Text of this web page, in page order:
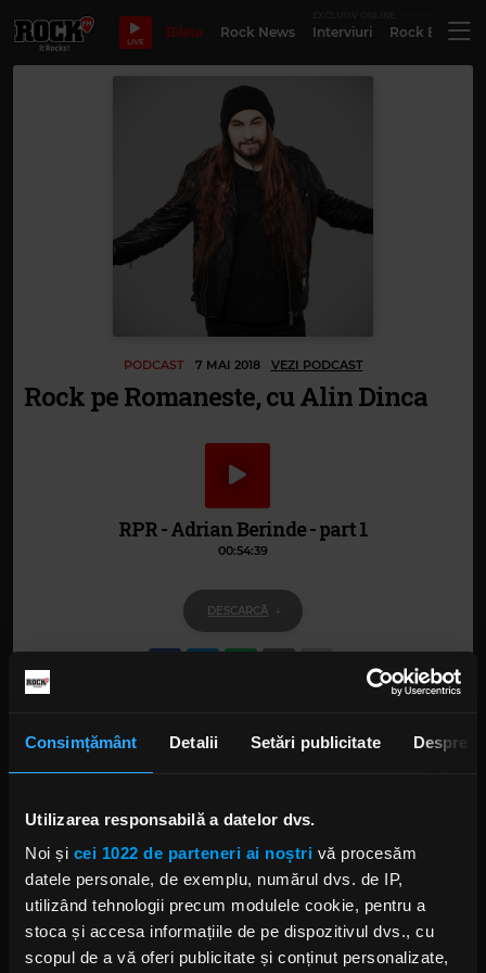
Consimțământ Detalii Setări publicitate Despre
Utilizarea responsabilă a datelor dvs.
Noi și cei 1022 de parteneri ai noștri vă procesăm
datele personale, de exemplu, numărul dvs. de IP,
utilizând tehnologii precum modulele cookie, pentru a
stoca și accesa informațiile de pe dispozitivul dvs., cu
scopul de a vă oferi publicitate și conținut personalizate,
LIVE
Bilete Rock News Interviuri Rock
PODCAST 7 MAI 2018 VEZI PODCAST
Rock pe Romaneste, cu Alin Dinca
RPR - Adrian Berinde - part 1
00:54:39
DESCARCĂ
RPR - Unflicted
00:39:00
RPR - Ataria